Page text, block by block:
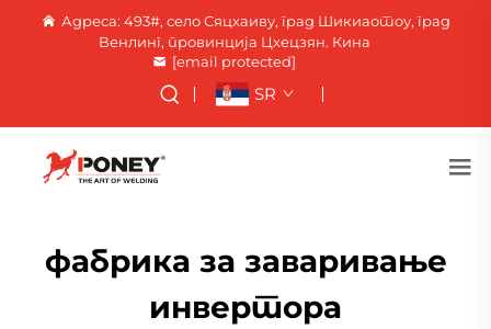
Адреса: 493#, село Сяцхаиву, град Шикиаотоу, град
Венлинг, провинција Цхецзян. Кина
[email protected]
SR
фабрика за заваривање
инвертора